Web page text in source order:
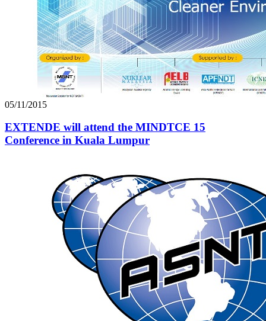
05/11/2015
EXTENDE will attend the MINDTCE 15
Conference in Kuala Lumpur